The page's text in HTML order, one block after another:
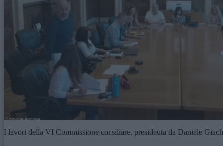
I lavori della VI Commissione consiliare. presideuta da Daniele